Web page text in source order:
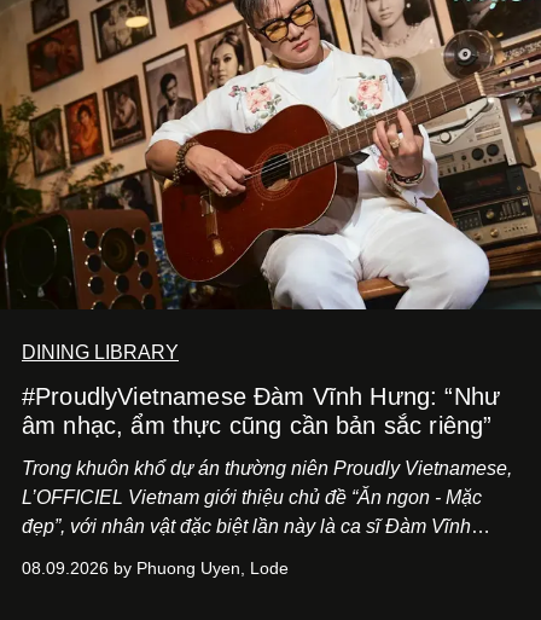
DINING LIBRARY
#ProudlyVietnamese Đàm Vĩnh Hưng: “Như
âm nhạc, ẩm thực cũng cần bản sắc riêng”
Trong khuôn khổ dự án thường niên Proudly Vietnamese,
L’OFFICIEL Vietnam giới thiệu chủ đề “Ăn ngon - Mặc
đẹp”, với nhân vật đặc biệt lần này là ca sĩ Đàm Vĩnh
08.09.2026 by Phuong Uyen, Lode